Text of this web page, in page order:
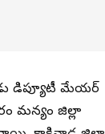
డిప్యూటీ మేయర్‌
మన్యం జిల్లా